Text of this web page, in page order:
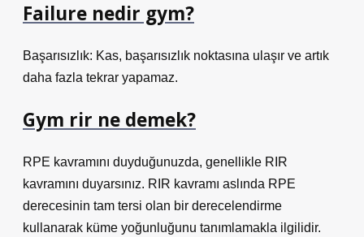
Failure nedir gym?
Başarısızlık: Kas, başarısızlık noktasına ulaşır ve artık
daha fazla tekrar yapamaz.
Gym rir ne demek?
RPE kavramını duyduğunuzda, genellikle RIR
kavramını duyarsınız. RIR kavramı aslında RPE
derecesinin tam tersi olan bir derecelendirme
kullanarak küme yoğunluğunu tanımlamakla ilgilidir.